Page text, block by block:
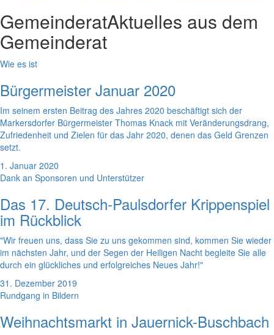
GemeinderatAktuelles aus dem
Gemeinderat
Wie es ist
Bürgermeister Januar 2020
Im seinem ersten Beitrag des Jahres 2020 beschäftigt sich der
Markersdorfer Bürgermeister Thomas Knack mit Veränderungsdrang,
Zufriedenheit und Zielen für das Jahr 2020, denen das Geld Grenzen
setzt.
1. Januar 2020
Dank an Sponsoren und Unterstützer
Das 17. Deutsch-Paulsdorfer Krippenspiel
im Rückblick
"Wir freuen uns, dass Sie zu uns gekommen sind, kommen Sie wieder
im nächsten Jahr, und der Segen der Heiligen Nacht begleite Sie alle
durch ein glückliches und erfolgreiches Neues Jahr!"
31. Dezember 2019
Rundgang in Bildern
Weihnachtsmarkt in Jauernick-Buschbach